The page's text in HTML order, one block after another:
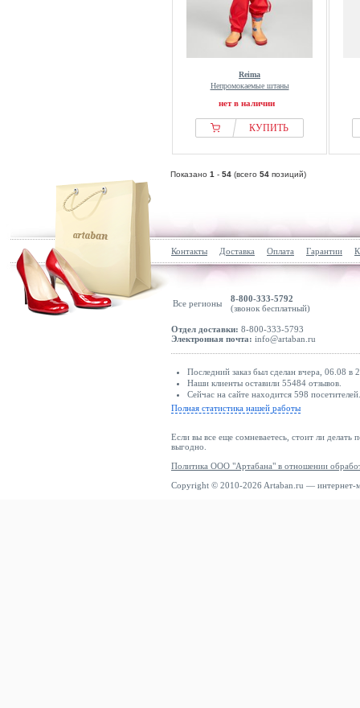
Reima
Непромокаемые штаны
нет в наличии
КУПИТЬ
Показано 1 - 54 (всего 54 позиций)
Контакты Доставка Оплата Гарантии
Все регионы
8-800-333-5792
(звонок бесплатный)
Отдел доставки: 8-800-333-5793
Электронная почта: info@artaban.ru
Последний заказ был сделан вчера, 06.08 в
Наши клиенты оставили 55484 отзывов.
Сейчас на сайте находится 598 посетителей.
Полная статистика нашей работы
Если вы все еще сомневаетесь, стоит ли делать
выгодно.
Политика ООО "Артабана" в отношении
Copyright © 2010-2026 Artaban.ru — интернет-